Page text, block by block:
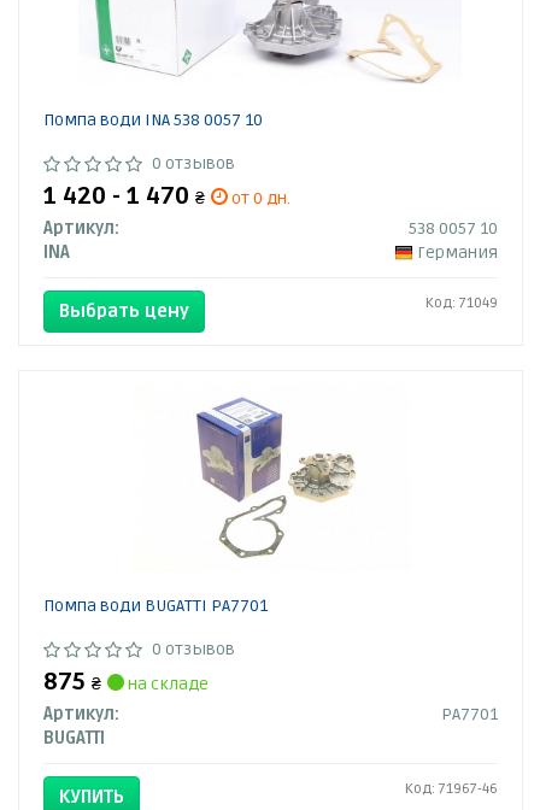
Помпа води INA 538 0057 10
0 отзывов
1 420 - 1 470 ₴
от 0 дн.
Артикул:
538 0057 10
INA
Германия
Выбрать цену Код: 71049
Помпа води BUGATTI PA7701
0 отзывов
875 ₴
на складе
Артикул:
PA7701
BUGATTI
КУПИТЬ Код: 71967-46